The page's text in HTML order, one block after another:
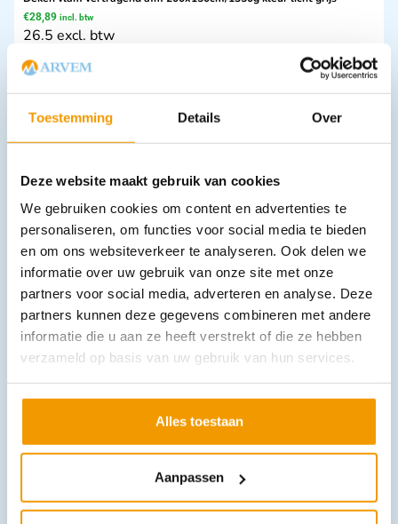
Toestemming Details Over
Deze website maakt gebruik van cookies
We gebruiken cookies om content en advertenties te
personaliseren, om functies voor social media te bieden
en om ons websiteverkeer te analyseren. Ook delen we
informatie over uw gebruik van onze site met onze
partners voor social media, adverteren en analyse. Deze
partners kunnen deze gegevens combineren met andere
informatie die u aan ze heeft verstrekt of die ze hebben
verzameld op basis van uw gebruik van hun services.
Alles toestaan
Aanpassen
€28,89 incl. btw
26.5 excl. btw
Leverbaar
Afzuigpomp V7 plus B - Krachtige draagbare zuigpomp
€821,59
679 excl. btw